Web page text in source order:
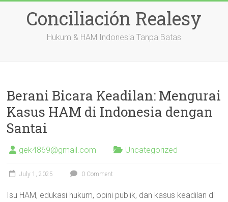
Conciliación Realesy
Hukum & HAM Indonesia Tanpa Batas
Berani Bicara Keadilan: Mengurai
Kasus HAM di Indonesia dengan
Santai
gek4869@gmail.com Uncategorized
July 1, 2025 0 Comment
Isu HAM, edukasi hukum, opini publik, dan kasus keadilan di